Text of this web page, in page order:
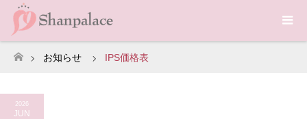
ホーム
お知らせ IPS価格表
2026
JUN